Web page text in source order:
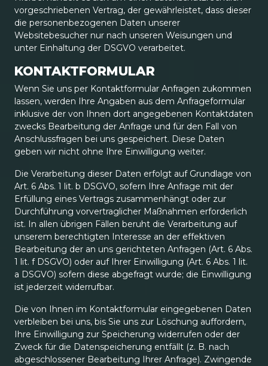
vorgeschriebenen Vertrag, der gewährleistet, dass dieser
die personenbezogenen Daten unserer
Websitebesucher nur nach unseren Weisungen und
unter Einhaltung der DSGVO verarbeitet.
KONTAKTFORMULAR
Wenn Sie uns per Kontaktformular Anfragen zukommen
lassen, werden Ihre Angaben aus dem Anfrageformular
inklusive der von Ihnen dort angegebenen Kontaktdaten
zwecks Bearbeitung der Anfrage und für den Fall von
Anschlussfragen bei uns gespeichert. Diese Daten
geben wir nicht ohne Ihre Einwilligung weiter.
Die Verarbeitung dieser Daten erfolgt auf Grundlage von
Art. 6 Abs. 1 lit. b DSGVO, sofern Ihre Anfrage mit der
Erfüllung eines Vertrags zusammenhängt oder zur
Durchführung vorvertraglicher Maßnahmen erforderlich
ist. In allen übrigen Fällen beruht die Verarbeitung auf
unserem berechtigten Interesse an der effektiven
Bearbeitung der an uns gerichteten Anfragen (Art. 6 Abs.
1 lit. f DSGVO) oder auf Ihrer Einwilligung (Art. 6 Abs. 1 lit.
a DSGVO) sofern diese abgefragt wurde; die Einwilligung
ist jederzeit widerrufbar.
Die von Ihnen im Kontaktformular eingegebenen Daten
verbleiben bei uns, bis Sie uns zur Löschung auffordern,
Ihre Einwilligung zur Speicherung widerrufen oder der
Zweck für die Datenspeicherung entfällt (z. B. nach
abgeschlossener Bearbeitung Ihrer Anfrage). Zwingende